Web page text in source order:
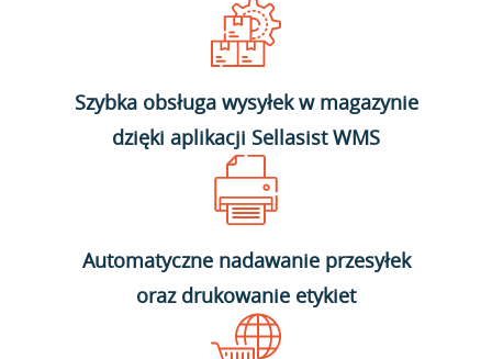
Szybka obsługa wysyłek w magazynie
dzięki aplikacji Sellasist WMS
Automatyczne nadawanie przesyłek
oraz drukowanie etykiet